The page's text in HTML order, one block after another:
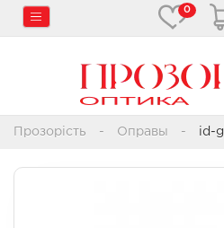
0
Прозорість Оправы id-